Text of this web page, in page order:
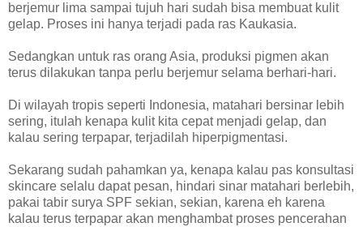
berjemur lima sampai tujuh hari sudah bisa membuat kulit
gelap. Proses ini hanya terjadi pada ras Kaukasia.
Sedangkan untuk ras orang Asia, produksi pigmen akan
terus dilakukan tanpa perlu berjemur selama berhari-hari.
Di wilayah tropis seperti Indonesia, matahari bersinar lebih
sering, itulah kenapa kulit kita cepat menjadi gelap, dan
kalau sering terpapar, terjadilah hiperpigmentasi.
Sekarang sudah pahamkan ya, kenapa kalau pas konsultasi
skincare selalu dapat pesan, hindari sinar matahari berlebih,
pakai tabir surya SPF sekian, sekian, karena eh karena
kalau terus terpapar akan menghambat proses pencerahan